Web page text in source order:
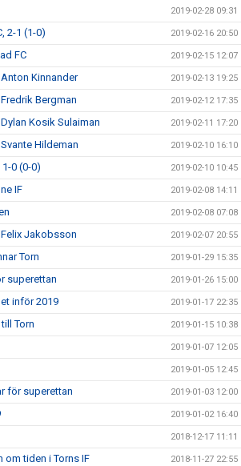
2019-02-28 09:31
2-1 (1-0) 2019-02-16 20:50
FC 2019-02-15 12:07
Kinnander 2019-02-13 19:25
Bergman 2019-02-12 17:35
Kosik Sulaiman 2019-02-11 17:20
Hildeman 2019-02-10 16:10
1-0 (0-0) 2019-02-10 10:45
IF 2019-02-08 14:11
2019-02-08 07:08
Jakobsson 2019-02-07 20:55
Torn 2019-01-29 15:35
superettan 2019-01-26 15:00
inför 2019 2019-01-17 22:35
Torn 2019-01-15 10:38
2019-01-07 12:05
2019-01-05 12:45
för superettan 2019-01-03 12:00
2019-01-02 16:40
2018-12-17 11:11
om tiden i Torns IF 2018-11-27 22:55